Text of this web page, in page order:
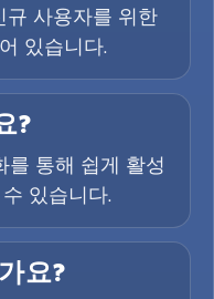
규 사용자를 위한
있습니다.
?
를 통해 쉽게 활성
있습니다.
요?